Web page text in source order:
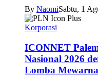
By NaomiSabtu, 1
Korporasi
ICONNET
Nasional 2026
Lomba